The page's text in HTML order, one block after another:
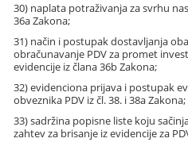
30) naplata potraživanja za svrhu
36a Zakona;
31) način i postupak dostavljanja
obračunavanje PDV za promet
evidencije iz člana 36b Zakona;
32) evidenciona prijava i postupak
obveznika PDV iz čl. 38. i 38a Zakona;
33) sadržina popisne liste koju
zahtev za brisanje iz evidencije za